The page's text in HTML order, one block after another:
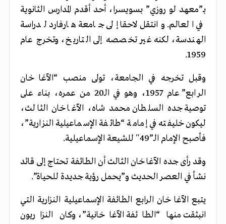
بـ”معهد لو روزي” بسويسرا، أحد أقدم المدارس الثانوية
في العالم. وانتقل لاحقا إلى جامعة هارفارد لدراسة
الهندسة، لكنه غير تخصصه إلى التاريخ، وتخرج عام
1959.
وقبل تخرجه في الجامعة، تولى منصب “الآغا خان
الرابع” عام 1957، وهو في الـ20 من عمره، بناء على
توصية جده السلطان محمد شاه، الآغا خان الثالث،
ليكون خليفته في إمامة “طائفة الإسماعيلية النزارية”،
فأصبح الإمام الـ”49″ للشيعة الإسماعيلية.
وقد رأى جده الآغا خان الثالث أن الطائفة تحتاج إلى قائد
نشأ في العصر الحديث و”يحمل رؤية جديدة للحياة”.
يتبع الآغا خان الرابع الطائفة الإسماعيلية النزارية التي
انبثقت منها “الطائفة الآغاخانية”، وكان النزاريون